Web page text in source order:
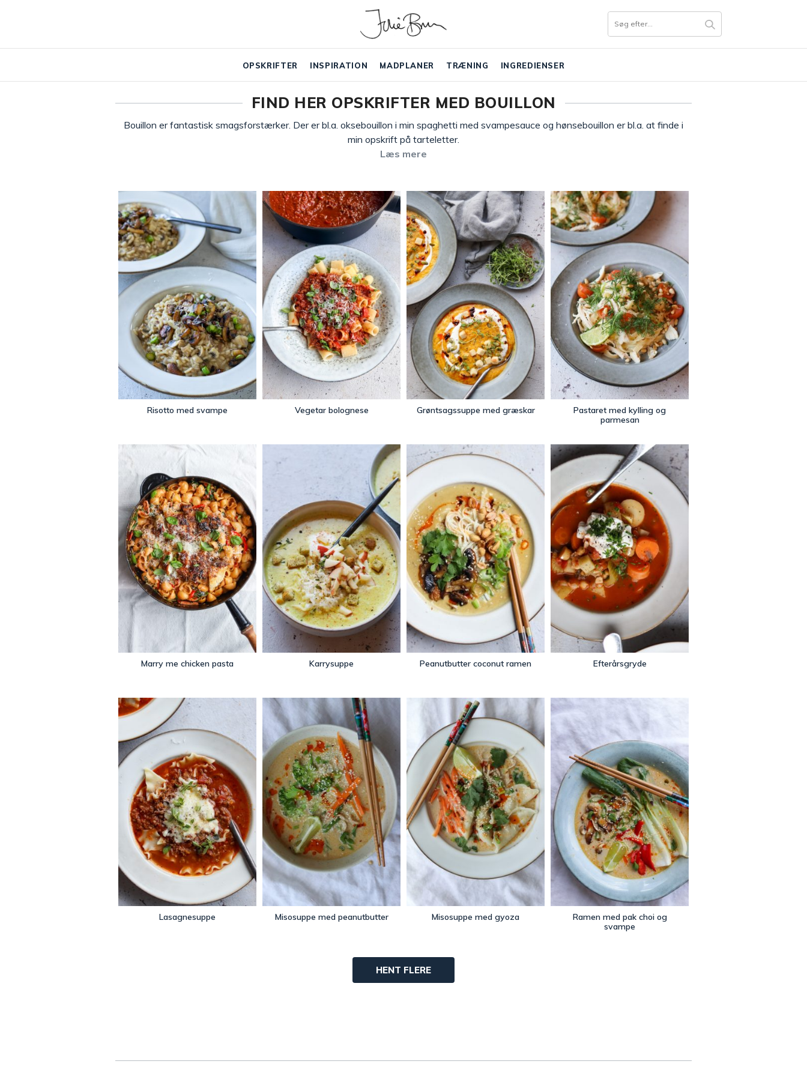
OPSKRIFTER INSPIRATION MADPLANER TRÆNING INGREDIENSER
FIND HER OPSKRIFTER MED BOUILLON
Bouillon er fantastisk smagsforstærker. Der er bl.a. oksebouillon i min spaghetti med svampesauce og hønsebouillon er bl.a. at finde i
min opskrift på tarteletter.
Læs mere
Risotto med svampe Vegetar bolognese Grøntsagssuppe med græskar
Pastaret med kylling og
parmesan
Marry me chicken pasta Karrysuppe Peanutbutter coconut ramen Efterårsgryde
Lasagnesuppe Misosuppe med peanutbutter Misosuppe med gyoza
Ramen med pak choi og
svampe
HENT FLERE